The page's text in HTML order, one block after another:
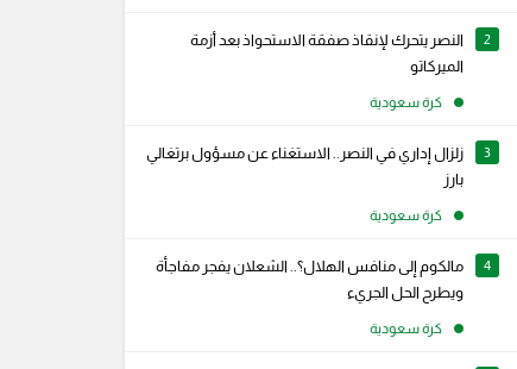
سناب شات
2
النصر يتحرك لإنقاذ صفقة الاستحواذ بعد أزمة
الميركاتو
كرة سعودية
3
زلزال إداري في النصر.. الاستغناء عن مسؤول برتغالي
بارز
كرة سعودية
4
مالكوم إلى منافس الهلال؟.. الشعلان يفجر مفاجأة
ويطرح الحل الجريء
كرة سعودية